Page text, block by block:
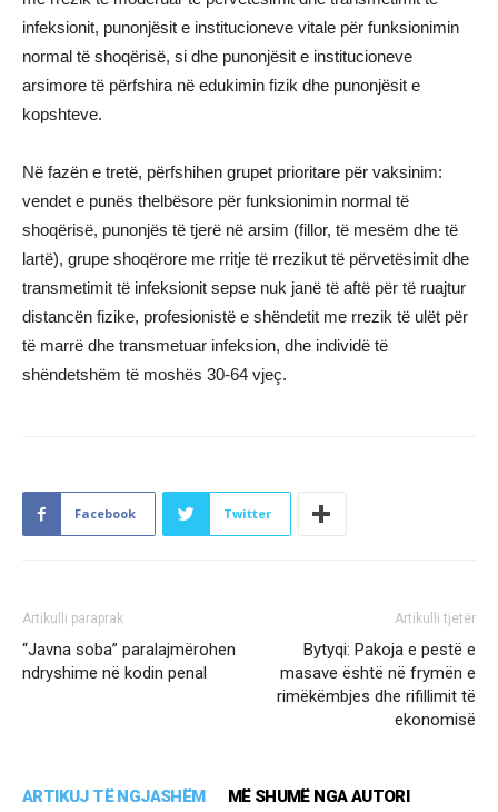
infeksionit, punonjësit e institucioneve vitale për funksionimin
normal të shoqërisë, si dhe punonjësit e institucioneve
arsimore të përfshira në edukimin fizik dhe punonjësit e
kopshteve.
Në fazën e tretë, përfshihen grupet prioritare për vaksinim:
vendet e punës thelbësore për funksionimin normal të
shoqërisë, punonjës të tjerë në arsim (fillor, të mesëm dhe të
lartë), grupe shoqërore me rritje të rrezikut të përvetësimit dhe
transmetimit të infeksionit sepse nuk janë të aftë për të ruajtur
distancën fizike, profesionistë e shëndetit me rrezik të ulët për
të marrë dhe transmetuar infeksion, dhe individë të
shëndetshëm të moshës 30-64 vjeç.
Facebook Twitter
Artikulli paraprak
“Javna soba” paralajmërohen
ndryshime në kodin penal
Artikulli tjetër
Bytyqi: Pakoja e pestë e
masave është në frymën e
rimëkëmbjes dhe rifillimit të
ekonomisë
ARTIKUJ TË NGJASHËM MË SHUMË NGA AUTORI